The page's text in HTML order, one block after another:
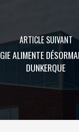
ARTICLE SUIVANT
ALIMENTE
DUNKERQUE